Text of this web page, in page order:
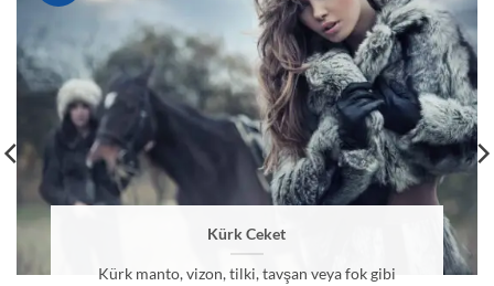
Kürk Ceket
Kürk manto, vizon, tilki, tavşan veya fok gibi